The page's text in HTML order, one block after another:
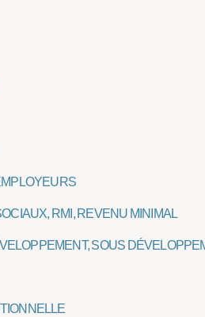
RMI, REVENU MINIMAL
SOUS